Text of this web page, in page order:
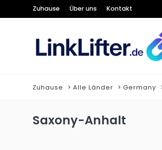
Zuhause Über uns Kontakt
Zuhause Alle Länder Germany
Saxony-Anhalt